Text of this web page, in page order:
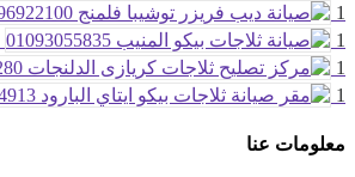
1
1
1
1
معلومات عنا